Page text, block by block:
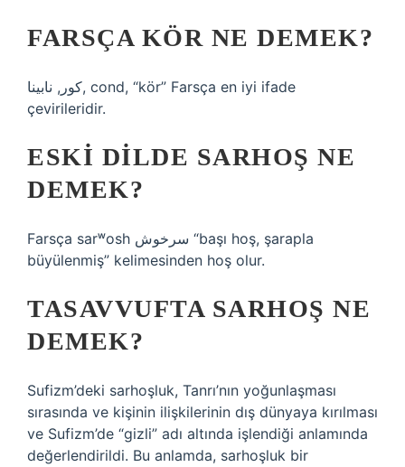
FARSÇA KÖR NE DEMEK?
کور, نابینا, cond, “kör” Farsça en iyi ifade
çevirileridir.
ESKI DILDE SARHOŞ NE
DEMEK?
Farsça sarʷosh سرخوش “başı hoş, şarapla
büyülenmiş” kelimesinden hoş olur.
TASAVVUFTA SARHOŞ NE
DEMEK?
Sufizm’deki sarhoşluk, Tanrı’nın yoğunlaşması
sırasında ve kişinin ilişkilerinin dış dünyaya kırılması
ve Sufizm’de “gizli” adı altında işlendiği anlamında
değerlendirildi. Bu anlamda, sarhoşluk bir